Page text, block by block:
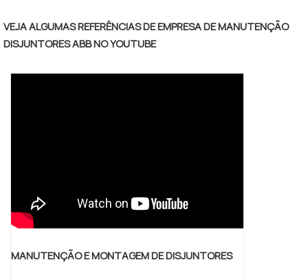
no momento de fazer a ligação dos fios e
cabos de sistemas que utilizam a rede
elétrica também promo.
VEJA ALGUMAS REFERÊNCIAS DE EMPRESA DE MANUTENÇÃO
DISJUNTORES ABB NO YOUTUBE
MANUTENÇÃO E MONTAGEM DE DISJUNTORES